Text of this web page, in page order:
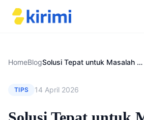
HomeBlog Solusi Tepat untuk Masalah WA Gak Bisa Kirim Pesan
TIPS 14 April 2026